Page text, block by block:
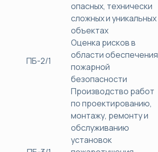
опасных, технически
сложных и уникальных
объектах
ПБ-2/1
Оценка рисков в
области обеспечения
пожарной
безопасности
Производство работ
по проектированию,
монтажу, ремонту и
обслуживанию
установок